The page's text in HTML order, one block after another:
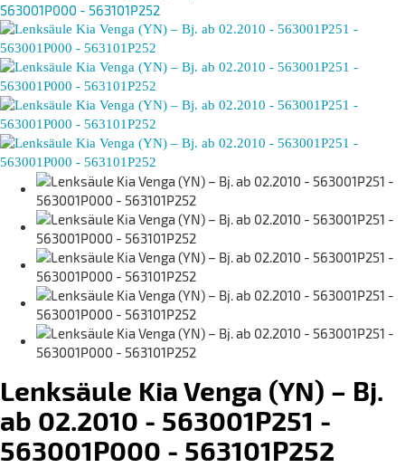
Lenksäule Kia Venga (YN) – Bj.
ab 02.2010 - 563001P251 -
563001P000 - 563101P252